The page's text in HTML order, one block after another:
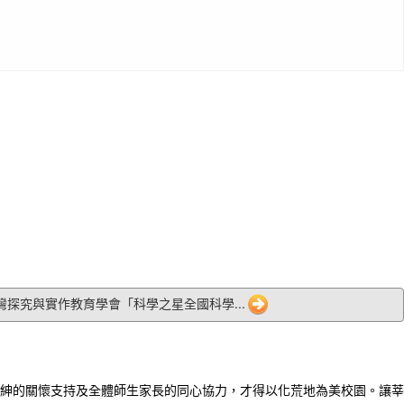
探究與實作教育學會「科學之星全國科學...
的關懷支持及全體師生家長的同心協力，才得以化荒地為美校園。讓莘